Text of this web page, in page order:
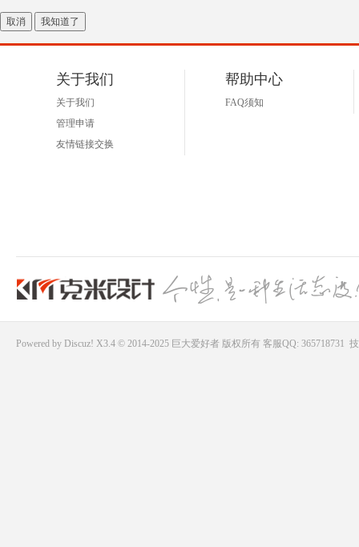
取消 我知道了
关于我们
关于我们
管理申请
友情链接交换
帮助中心
FAQ须知
Powered by Discuz! X3.4 © 2014-2025 巨大爱好者版权所有 客服QQ: 365718731